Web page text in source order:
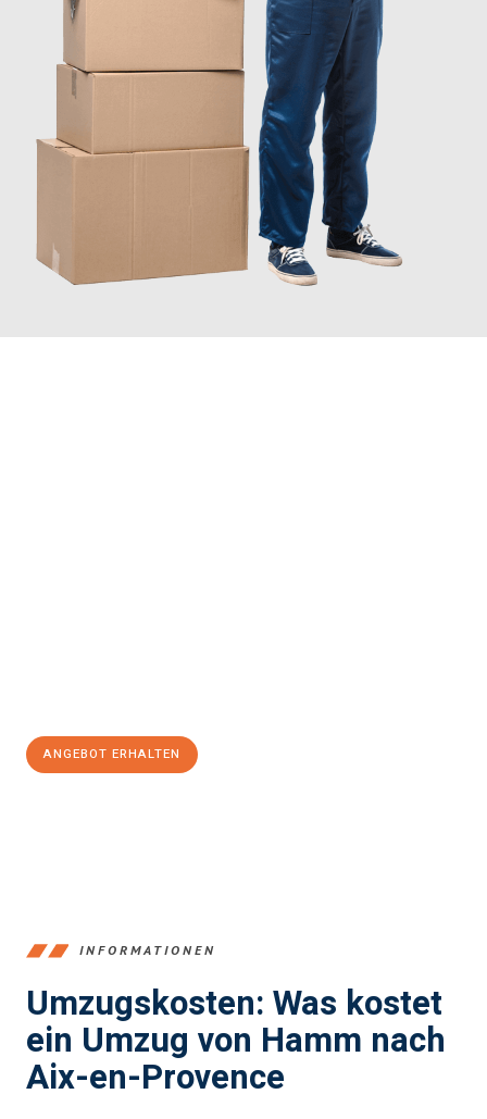
ANGEBOT ERHALTEN
INFORMATIONEN
Umzugskosten: Was kostet
ein Umzug von Hamm nach
Aix-en-Provence